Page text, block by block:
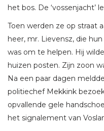
het bos. De ‘vossenjacht’
Toen werden ze op straat
heer, mr. Lievensz, die
was om te helpen. Hij
huizen posten. Zijn zoon
Na een paar dagen
politiechef Mekkink
opvallende gele
het signalement van